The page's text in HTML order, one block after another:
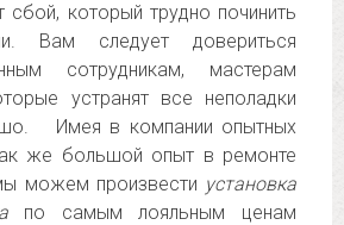
сбой, который трудно починить
Вам следует довериться
сотрудникам, мастерам
устранят все неполадки
Имея в компании опытных
же большой опыт в ремонте
можем произвести установка
по самым лояльным ценам